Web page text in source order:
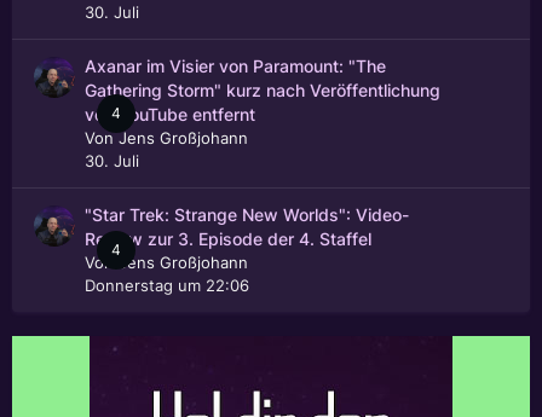
30. Juli
4
Axanar im Visier von Paramount: "The
Gathering Storm" kurz nach Veröffentlichung
von YouTube entfernt
VonJens Großjohann
30. Juli
4
"Star Trek: Strange New Worlds": Video-
Review zur 3. Episode der 4. Staffel
Von
Jens Großjohann
Donnerstag um 22:06